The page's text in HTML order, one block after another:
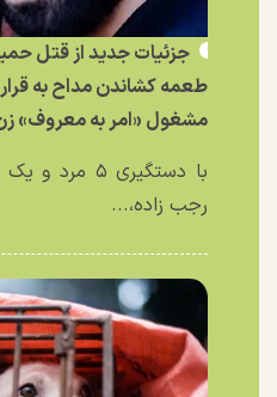
جزئیات جدید از قتل
مشغول «امر به معروف» زن
با دستگیری
رجب زاده،...